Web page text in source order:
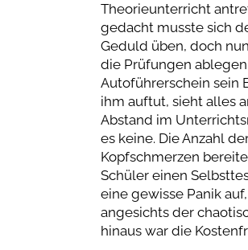
Theorieunterricht
gedacht musste sich
Geduld üben, doch
die Prüfungen
Autoführerschein sein
ihm auftut, sieht alles
Abstand im
es keine. Die Anzahl
Kopfschmerzen
Schüler einen
eine gewisse Panik
angesichts der
hinaus war die